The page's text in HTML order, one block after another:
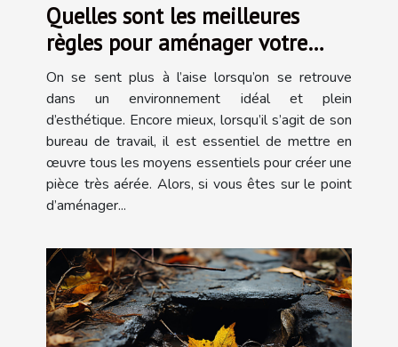
Quelles sont les meilleures
règles pour aménager votre
bureau ?
On se sent plus à l’aise lorsqu’on se retrouve
dans un environnement idéal et plein
d’esthétique. Encore mieux, lorsqu’il s’agit de son
bureau de travail, il est essentiel de mettre en
œuvre tous les moyens essentiels pour créer une
pièce très aérée. Alors, si vous êtes sur le point
d’aménager...